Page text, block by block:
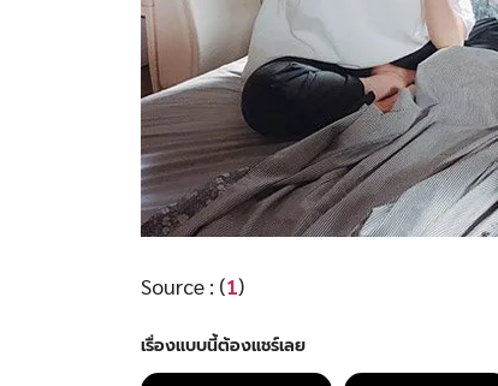
Source : (1)